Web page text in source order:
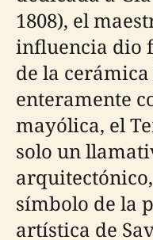
1808), el
influencia dio
de la
enteramente
mayólica, el
solo un
símbolo de la
artística de